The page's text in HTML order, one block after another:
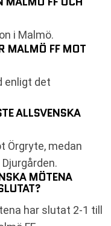
i Malmö.
MALMÖ FF MOT
enligt det
ALLSVENSKA
Örgryte, medan
MÖTENA
har slutat 2-1 till